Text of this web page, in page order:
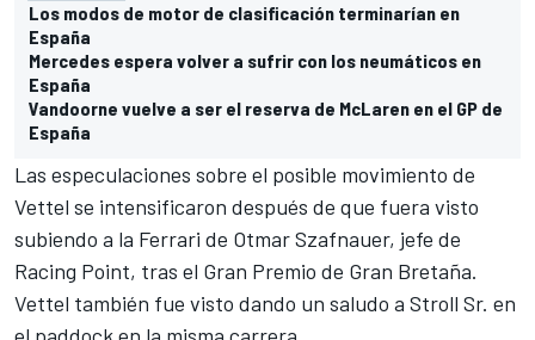
Los modos de motor de clasificación terminarían en
España
Mercedes espera volver a sufrir con los neumáticos en
España
Vandoorne vuelve a ser el reserva de McLaren en el GP de
España
Las especulaciones sobre el posible movimiento de
Vettel se intensificaron después de que fuera visto
subiendo a la Ferrari de Otmar Szafnauer, jefe de
Racing Point, tras el Gran Premio de Gran Bretaña.
Vettel también fue visto dando un saludo a Stroll Sr. en